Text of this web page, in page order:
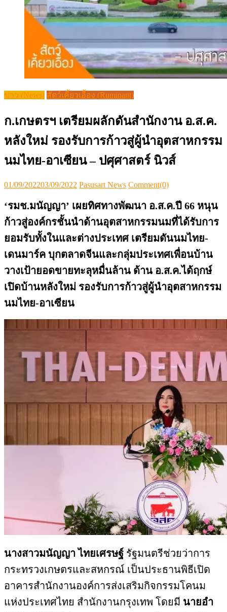
ข่าว (News) สัตว์เคี้ยวเอื้อง (Ruminant)
ก.เกษตรฯ เตรียมผลักดันสำนักงาน อ.ส.ค.
หลังใหม่ รองรับการก้าวสู่ผู้นำอุตสาหกรรม
นมไทย-อาเซียน – ปศุศาสตร์ นิวส์
Posted
01/09/202203/09/2022 Author
Pasusart News Comment(0)
‘รมช.มนัญญา’ เผยทิศทางพัฒนา อ.ส.ค.ปี 66 หนุน
ก้าวสู่องค์กรชั้นนำด้านอุตสาหกรรมนมที่ได้รับการ
ยอมรับทั้งในและต่างประเทศ เตรียมดันนมไทย-
เดนมาร์ค บุกตลาดจีนและกลุ่มประเทศเพื่อนบ้าน
วางเป้ายอดขายทะลุหมื่นล้าน ด้าน อ.ส.ค.ได้ฤกษ์
เปิดบ้านหลังใหม่ รองรับการก้าวสู่ผู้นำอุตสาหกรรม
นมไทย-อาเซียน
นางสาวมนัญญา ไทยเศรษฐ์ รัฐมนตรีช่วยว่าการ
กระทรวงเกษตรและสหกรณ์ เป็นประธานพิธีเปิด
อาคารสำนักงานองค์การส่งเสริมกิจกรรมโคนม
แห่งประเทศไทย สำนักงานกรุงเทพ โดยมี นายอำ